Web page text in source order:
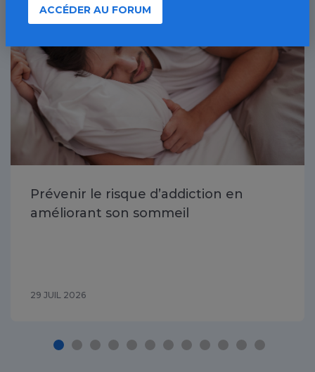
Toutes les addictions / Article
Prévenir le risque d’addiction en
améliorant son sommeil
29 JUIL 2026
ACCÉDER AU FORUM